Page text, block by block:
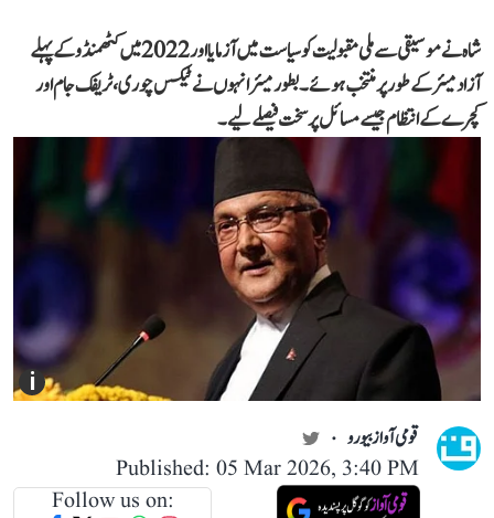
شاہ نے موسیقی سے ملی مقبولیت کو سیاست میں آزمایا اور 2022 میں کٹھمنڈو کے پہلے
آزاد میئر کے طور پر منتخب ہوئے۔ بطور میئر انہوں نے ٹیکس چوری، ٹریفک جام اور
کچرے کے انتظام جیسے مسائل پر سخت فیصلے لیے۔
i
قومی آواز بیورو
Published: 05 Mar 2026, 3:40 PM
Follow us on: